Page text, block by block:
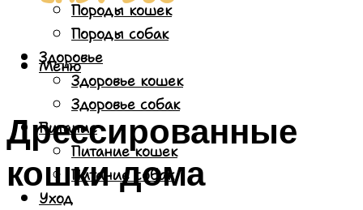
Породы кошек
Породы собак
Здоровье
Здоровье кошек
Здоровье собак
Питание
Питание кошек
Питание собак
Уход
Меню
Дрессированные
кошки дома